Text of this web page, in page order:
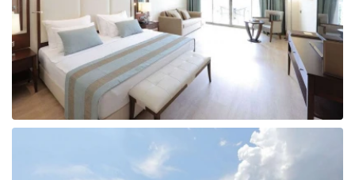
Šrilanka
Tunisija
Albānija